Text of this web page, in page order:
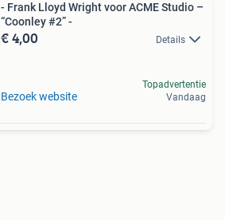
- Frank Lloyd Wright voor ACME Studio –
“Coonley #2” -
€ 4,00 Details
Bezoek website
Topadvertentie
Vandaag